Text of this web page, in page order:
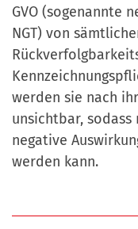
GVO (sogenannte
NGT) von
werden sie nach
unsichtbar,
negative
werden kann.